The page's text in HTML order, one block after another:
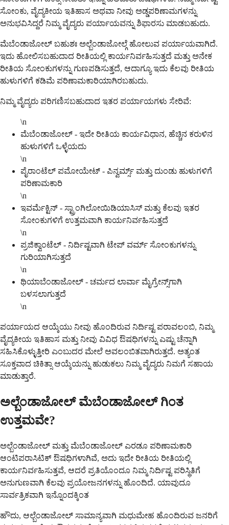
ಸೋಂಕು, ವೈದ್ಯಕೀಯ ಇತಿಹಾಸ ಅಥವಾ ನೀವು ಅಡ್ಡಪರಿಣಾಮಗಳನ್ನು
ಅನುಭವಿಸಿದ್ದರೆ ನಿಮ್ಮ ವೈದ್ಯರು ಪರ್ಯಾಯವನ್ನು ಶಿಫಾರಸು ಮಾಡಬಹುದು.
ಮೆಬೆಂಡಾಜೋಲ್ ಬಹುಶಃ ಅಲ್ಬೆಂಡಾಜೋಲ್ಗೆ ಹೋಲುವ ಪರ್ಯಾಯವಾಗಿದೆ.
ಇದು ಹೋಲಿಸಬಹುದಾದ ರೀತಿಯಲ್ಲಿ ಕಾರ್ಯನಿರ್ವಹಿಸುತ್ತದೆ ಮತ್ತು ಅನೇಕ
ರೀತಿಯ ಸೋಂಕುಗಳನ್ನು ಗುಣಪಡಿಸುತ್ತದೆ, ಆದಾಗ್ಯೂ ಇದು ಕೆಲವು ರೀತಿಯ
ಹುಳುಗಳಿಗೆ ಕಡಿಮೆ ಪರಿಣಾಮಕಾರಿಯಾಗಿರಬಹುದು.
ನಿಮ್ಮ ವೈದ್ಯರು ಪರಿಗಣಿಸಬಹುದಾದ ಇತರ ಪರ್ಯಾಯಗಳು ಸೇರಿವೆ:
\n
ಮೆಬೆಂಡಾಜೋಲ್ - ಇದೇ ರೀತಿಯ ಕಾರ್ಯವಿಧಾನ, ಹೆಚ್ಚಿನ ಕರುಳಿನ
ಹುಳುಗಳಿಗೆ ಒಳ್ಳೆಯದು
\n
ಪೈರಾಂಟೆಲ್ ಪಮೋಯೇಟ್ - ಪಿನ್ವರ್ಮ್ಸ್ ಮತ್ತು ದುಂಡು ಹುಳುಗಳಿಗೆ
ಪರಿಣಾಮಕಾರಿ
\n
ಇವರ್ಮೆಕ್ಟಿನ್ - ಸ್ಟ್ರಾಂಗಿಲೋಯಿಡಿಯಾಸಿಸ್ ಮತ್ತು ಕೆಲವು ಇತರ
ಸೋಂಕುಗಳಿಗೆ ಉತ್ತಮವಾಗಿ ಕಾರ್ಯನಿರ್ವಹಿಸುತ್ತದೆ
\n
ಪ್ರಜಿಕ್ವಾಂಟೆಲ್ - ನಿರ್ದಿಷ್ಟವಾಗಿ ಟೇಪ್ ವರ್ಮ್ ಸೋಂಕುಗಳನ್ನು
ಗುರಿಯಾಗಿಸುತ್ತದೆ
\n
ಥಿಯಾಬೆಂಡಾಜೋಲ್ - ಚರ್ಮದ ಲಾರ್ವಾ ಮೈಗ್ರೇನ್ಸ್‌ಗಾಗಿ
ಬಳಸಲಾಗುತ್ತದೆ
\n
ಪರ್ಯಾಯದ ಆಯ್ಕೆಯು ನೀವು ಹೊಂದಿರುವ ನಿರ್ದಿಷ್ಟ ಪರಾವಲಂಬಿ, ನಿಮ್ಮ
ವೈದ್ಯಕೀಯ ಇತಿಹಾಸ ಮತ್ತು ನೀವು ವಿವಿಧ ಔಷಧಿಗಳನ್ನು ಎಷ್ಟು ಚೆನ್ನಾಗಿ
ಸಹಿಸಿಕೊಳ್ಳುತ್ತೀರಿ ಎಂಬುದರ ಮೇಲೆ ಅವಲಂಬಿತವಾಗಿರುತ್ತದೆ. ಅತ್ಯಂತ
ಸೂಕ್ತವಾದ ಚಿಕಿತ್ಸಾ ಆಯ್ಕೆಯನ್ನು ಹುಡುಕಲು ನಿಮ್ಮ ವೈದ್ಯರು ನಿಮಗೆ ಸಹಾಯ
ಮಾಡುತ್ತಾರೆ.
ಅಲ್ಬೆಂಡಾಜೋಲ್ ಮೆಬೆಂಡಾಜೋಲ್ ಗಿಂತ
ಉತ್ತಮವೇ?
ಅಲ್ಬೆಂಡಾಜೋಲ್ ಮತ್ತು ಮೆಬೆಂಡಾಜೋಲ್ ಎರಡೂ ಪರಿಣಾಮಕಾರಿ
ಆಂಟಿಪರಾಸಿಟಿಕ್ ಔಷಧಿಗಳಾಗಿವೆ, ಅದು ಇದೇ ರೀತಿಯ ರೀತಿಯಲ್ಲಿ
ಕಾರ್ಯನಿರ್ವಹಿಸುತ್ತವೆ, ಆದರೆ ಪ್ರತಿಯೊಂದೂ ನಿಮ್ಮ ನಿರ್ದಿಷ್ಟ ಪರಿಸ್ಥಿತಿಗೆ
ಅನುಗುಣವಾಗಿ ಕೆಲವು ಪ್ರಯೋಜನಗಳನ್ನು ಹೊಂದಿದೆ. ಯಾವುದೂ
ಸಾರ್ವತ್ರಿಕವಾಗಿ ಇನ್ನೊಂದಕ್ಕಿಂತ
ಹೌದು, ಆಲ್ಬೆಂಡಾಜೋಲ್ ಸಾಮಾನ್ಯವಾಗಿ ಮಧುಮೇಹ ಹೊಂದಿರುವ ಜನರಿಗೆ